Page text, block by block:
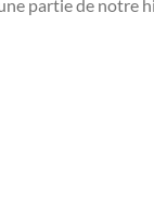
partie de notre